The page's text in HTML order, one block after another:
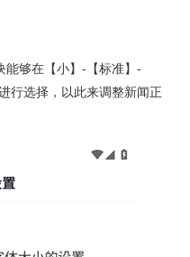
能够在【小】-【标准】-
行选择，以此来调整新闻正